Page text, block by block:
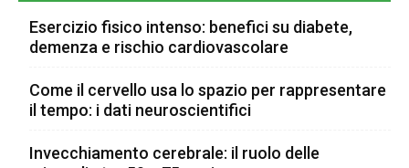
Esercizio fisico intenso: benefici su diabete,
demenza e rischio cardiovascolare
Come il cervello usa lo spazio per rappresentare
il tempo: i dati neuroscientifici
Invecchiamento cerebrale: il ruolo delle